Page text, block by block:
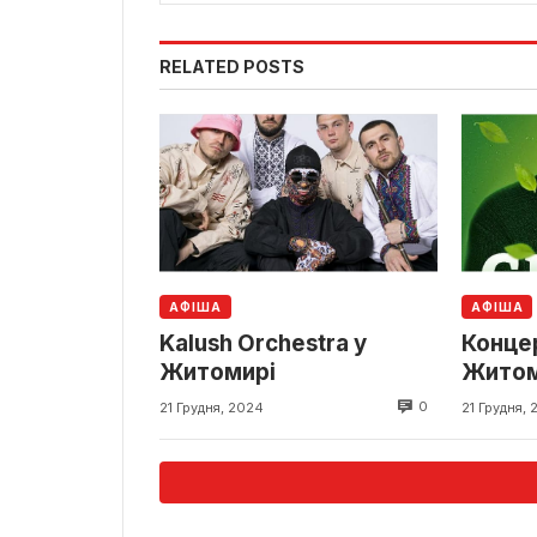
RELATED POSTS
АФІША
Kalush Orchestra у
Житомирі
21 Грудня, 2024 0
АФІША
21 Грудня,